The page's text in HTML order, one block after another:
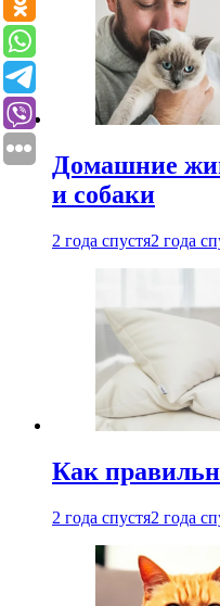
Домашние
и собаки
2 года спустя2 года
Как
2 года спустя2 года